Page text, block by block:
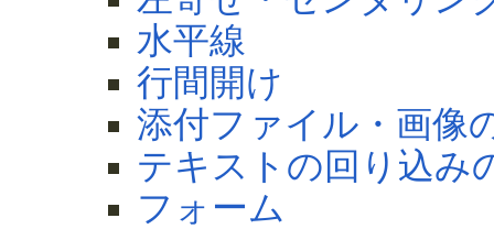
水平線
行間開け
添付ファイル・画像
テキストの回り込み
フォーム